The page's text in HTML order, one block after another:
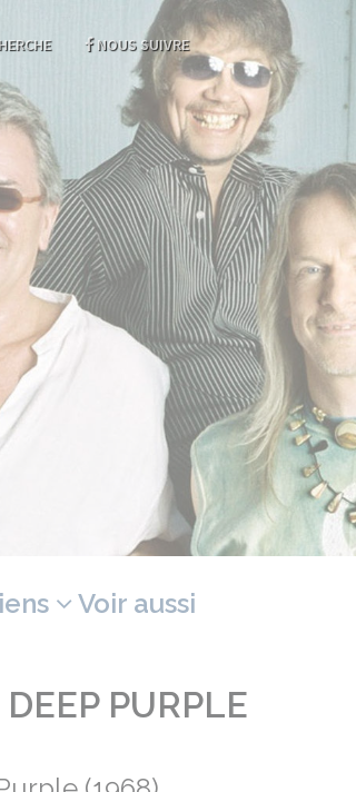
NOUS SUIVRE
Voir aussi
PURPLE